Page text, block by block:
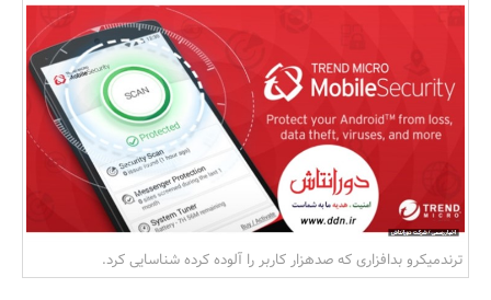
بانک، بیمه و سرمایه
مسکن و ساختمان
ترندمیکرو بدافزاری که صدهزار کاربر را آلوده کرده شناسایی کرد.